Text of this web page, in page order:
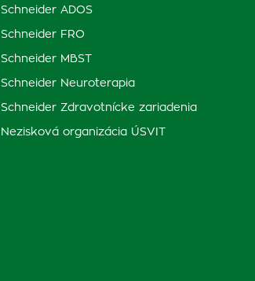
Schneider ADOS
Schneider FRO
Schneider MBST
Schneider Neuroterapia
Schneider Zdravotnícke zariadenia
Nezisková organizácia ÚSVIT